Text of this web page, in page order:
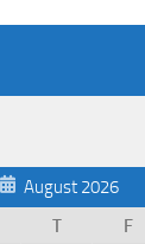
August 2026
T F